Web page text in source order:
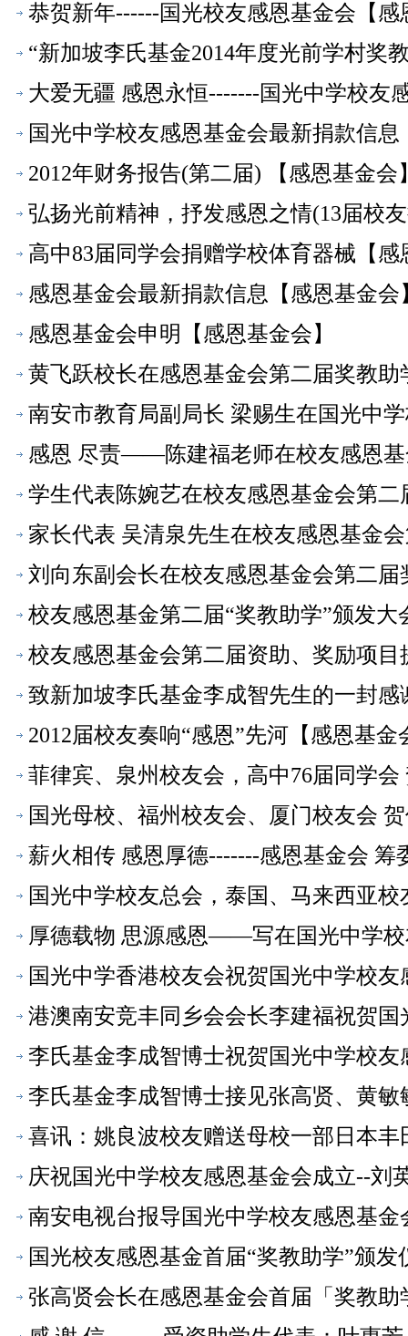
恭贺新年------国光校友感恩基金会【感
“新加坡李氏基金2014年度光前学村奖
会】
大爱无疆 感恩永恒-------国光中学校友
国光中学校友感恩基金会最新捐款信息
2012年财务报告(第二届) 【感恩基金会
弘扬光前精神，抒发感恩之情(13届校
高中83届同学会捐赠学校体育器械【感
感恩基金会最新捐款信息【感恩基金会
感恩基金会申明【感恩基金会】
黄飞跃校长在感恩基金会第二届奖教
南安市教育局副局长 梁赐生在国光中
话【感恩基金会】
感恩 尽责——陈建福老师在校友感恩
金会】
学生代表陈婉艺在校友感恩基金会第
家长代表 吴清泉先生在校友感恩基金
会】
刘向东副会长在校友感恩基金会第二
校友感恩基金第二届“奖教助学”颁发
会】
校友感恩基金会第二届资助、奖励项
致新加坡李氏基金李成智先生的一封
2012届校友奏响“感恩”先河【感恩基金
菲律宾、泉州校友会，高中76届同学
会】
国光母校、福州校友会、厦门校友会
薪火相传 感恩厚德-------感恩基金会 筹
国光中学校友总会，泰国、马来西亚
厚德载物 思源感恩——写在国光中学
国光中学香港校友会祝贺国光中学校
港澳南安竞丰同乡会会长李建福祝贺
李氏基金李成智博士祝贺国光中学校
李氏基金李成智博士接见张高贤、黄
喜讯：姚良波校友赠送母校一部日本
庆祝国光中学校友感恩基金会成立--刘
南安电视台报导国光中学校友感恩基金
国光校友感恩基金首届“奖教助学”颁
恩基金会】
张高贤会长在感恩基金会首届「奖教